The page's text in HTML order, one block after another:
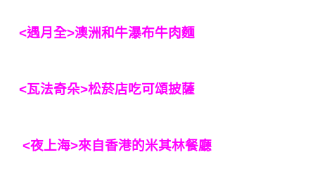
<遇月全>澳洲和牛瀑布牛肉麵
<瓦法奇朵>松菸店吃可頌披薩
<夜上海>來自香港的米其林餐廳